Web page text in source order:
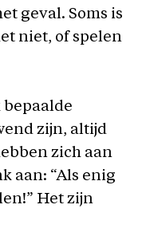
geval. Soms is
niet, of spelen
zijn, altijd
zich aan
aan: “Als enig
Het zijn